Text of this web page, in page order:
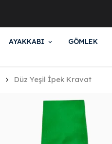
AYAKKABI GÖMLEK
Düz Yeşil İpek Kravat